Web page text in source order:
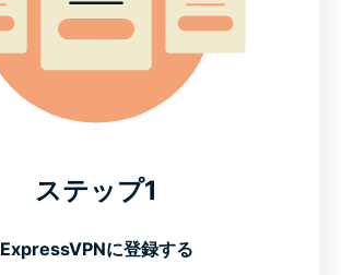
ステップ1
ExpressVPNに登録する